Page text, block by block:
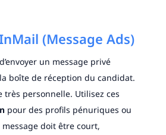
(Message Ads)
un message privé
boîte de réception du candidat.
très personnelle. Utilisez ces
pour des profils pénuriques ou
doit être court,